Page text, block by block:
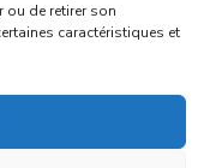
ou de retirer son
caractéristiques et
connait pas la